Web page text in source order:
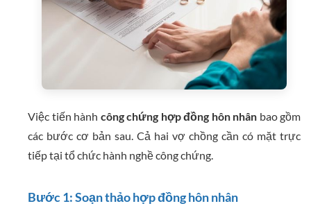
Việc tiến hành công chứng hợp đồng hôn nhân bao gồm
các bước cơ bản sau. Cả hai vợ chồng cần có mặt trực
tiếp tại tổ chức hành nghề công chứng.
Bước 1: Soạn thảo hợp đồng hôn nhân